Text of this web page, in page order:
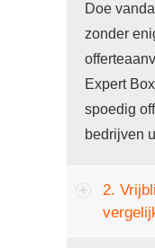
Doe
zonder
Expert
spoedig
bedrijven
2.